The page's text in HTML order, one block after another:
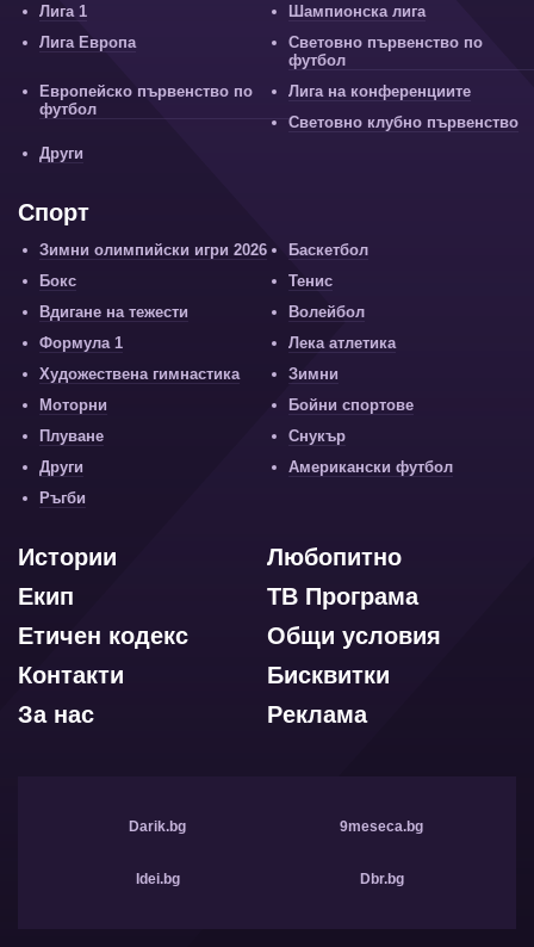
Лига 1
Шампионска лига
Лига Европа
Световно първенство по
футбол
Европейско първенство по
футбол
Лига на конференциите
Световно клубно първенство
Други
Спорт
Зимни олимпийски игри 2026
Баскетбол
Бокс
Тенис
Вдигане на тежести
Волейбол
Формула 1
Лека атлетика
Художествена гимнастика
Зимни
Моторни
Бойни спортове
Плуване
Снукър
Други
Американски футбол
Ръгби
Любопитно
Истории
ТВ Програма
Екип
Общи условия
Етичен кодекс
Бисквитки
Контакти
Реклама
За нас
Darik.bg 9meseca.bg
Idei.bg Dbr.bg